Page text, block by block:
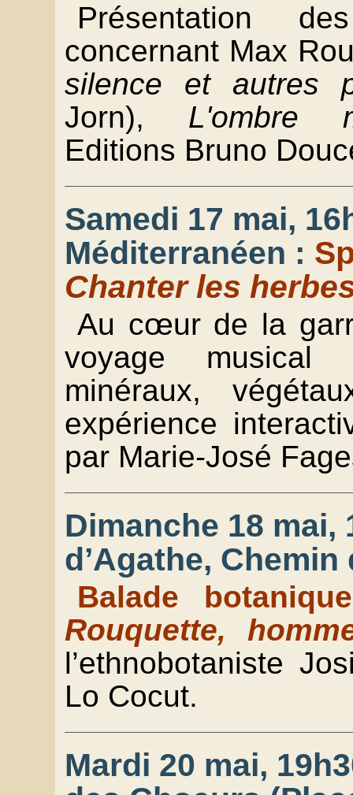
Présentation
concernant Max
silence et autres
Jorn), L'ombre
Editions Bruno
Samedi 17 mai,
Méditerranéen :
Chanter les
Au cœur de la
voyage musical
minéraux,
expérience
par Marie-José
Dimanche 18
d’Agathe,
Balade
Rouquette,
l’ethnobotaniste
Lo Cocut.
Mardi 20 mai,